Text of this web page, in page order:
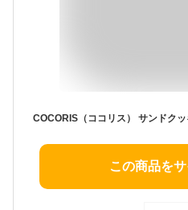
この商品を